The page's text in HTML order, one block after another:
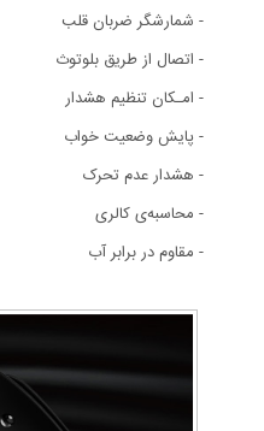
- شمارشگر ضربان قلب
- اتصال از طریق بلوتوث
- امـکان تنظیم هشدار
- پایش وضعیت خواب
- هشدار عدم تحرک
- محاسبه‌ی کالری
- مقاوم در برابر آب